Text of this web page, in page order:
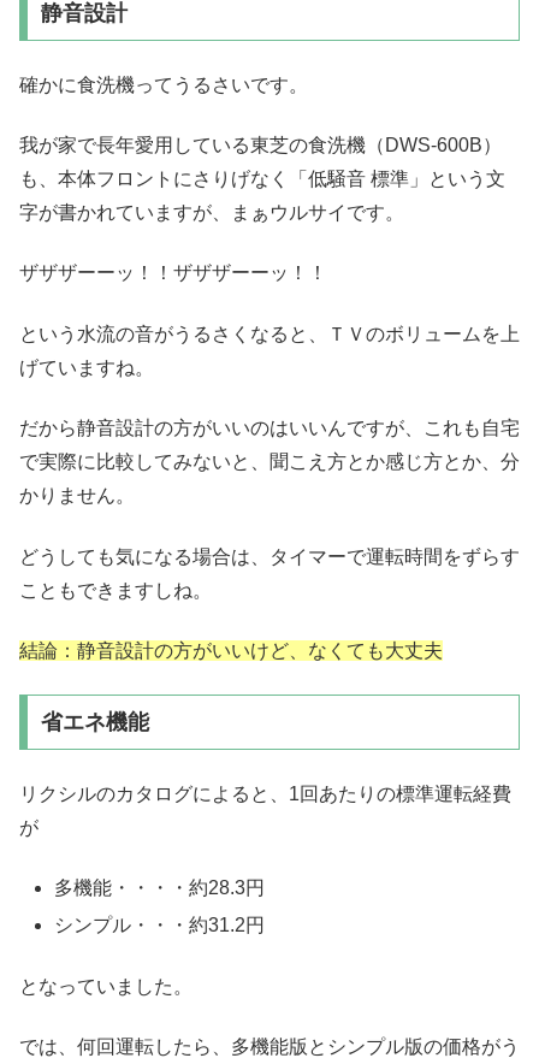
静音設計
確かに食洗機ってうるさいです。
我が家で長年愛用している東芝の食洗機（DWS-600B）
も、本体フロントにさりげなく「低騒音 標準」という文
字が書かれていますが、まぁウルサイです。
ザザザーーッ！！ザザザーーッ！！
という水流の音がうるさくなると、ＴＶのボリュームを上
げていますね。
だから静音設計の方がいいのはいいんですが、これも自宅
で実際に比較してみないと、聞こえ方とか感じ方とか、分
かりません。
どうしても気になる場合は、タイマーで運転時間をずらす
こともできますしね。
結論：静音設計の方がいいけど、なくても大丈夫
省エネ機能
リクシルのカタログによると、1回あたりの標準運転経費
が
多機能・・・・約28.3円
シンプル・・・約31.2円
となっていました。
では、何回運転したら、多機能版とシンプル版の価格がう